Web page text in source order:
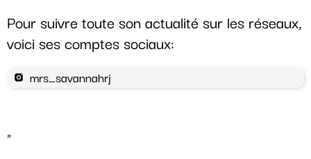
Pour suivre toute son actualité sur les réseaux,
voici ses comptes sociaux:
mrs_savannahrj